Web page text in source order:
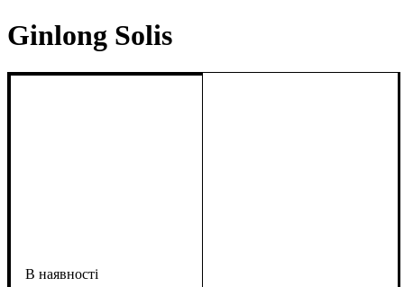
Ginlong Solis